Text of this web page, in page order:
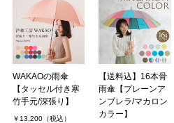
WAKAOの雨傘
【タッセル付き寒
竹手元/深張り】
￥13,200（税込）
【送料込】16本骨
雨傘【プレーンア
ンブレラ/マカロン
カラー】